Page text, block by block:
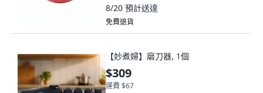
8/20 預計送達
免費退貨
【妙煮婦】磨刀器, 1個
$309
運費 $67